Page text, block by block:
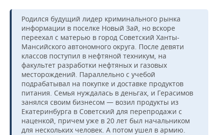
Родился будущий лидер криминального рынка
информации в поселке Новый Зай, но вскоре
переехал с матерью в город Советский Ханты-
Мансийского автономного округа. После девяти
классов поступил в нефтяной техникум, на
факультет разработки нефтяных и газовых
месторождений. Параллельно с учебой
подрабатывал на покупке и доставке продуктов
питания. Семья нуждалась в деньгах, и Герасимов
занялся своим бизнесом — возил продукты из
Екатеринбурга в Советский для перепродажи с
наценкой, причем уже в 20 лет был начальником
для нескольких человек. А потом ушел в армию.